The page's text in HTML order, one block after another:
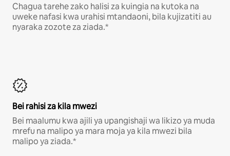
Chagua tarehe zako halisi za kuingia na kutoka na
uweke nafasi kwa urahisi mtandaoni, bila kujizatiti au
nyaraka zozote za ziada.*
Bei rahisi za kila mwezi
Bei maalumu kwa ajili ya upangishaji wa likizo ya muda
mrefu na malipo ya mara moja ya kila mwezi bila
malipo ya ziada.*